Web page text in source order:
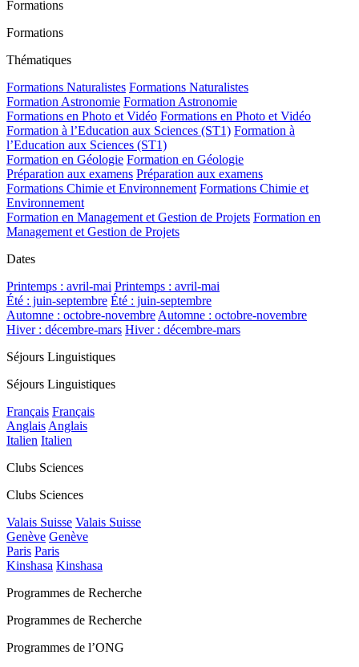
Formations
Formations
Thématiques
Formations Naturalistes Formations Naturalistes
Formation Astronomie Formation Astronomie
Formations en Photo et Vidéo Formations en Photo et Vidéo
Formation à l’Education aux Sciences (ST1) Formation à
l’Education aux Sciences (ST1)
Formation en Géologie Formation en Géologie
Préparation aux examens Préparation aux examens
Formations Chimie et Environnement Formations Chimie et
Environnement
Formation en Management et Gestion de Projets Formation en
Management et Gestion de Projets
Dates
Printemps : avril-mai Printemps : avril-mai
Été : juin-septembre Été : juin-septembre
Automne : octobre-novembre Automne : octobre-novembre
Hiver : décembre-mars Hiver : décembre-mars
Séjours Linguistiques
Séjours Linguistiques
Français Français
Anglais Anglais
Italien Italien
Clubs Sciences
Clubs Sciences
Valais Suisse Valais Suisse
Genève Genève
Paris Paris
Kinshasa Kinshasa
Programmes de Recherche
Programmes de Recherche
Programmes de l’ONG